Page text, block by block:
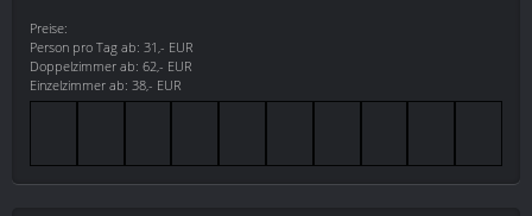
Preise:
Person pro Tag ab: 31,- EUR
Doppelzimmer ab: 62,- EUR
Einzelzimmer ab: 38,- EUR